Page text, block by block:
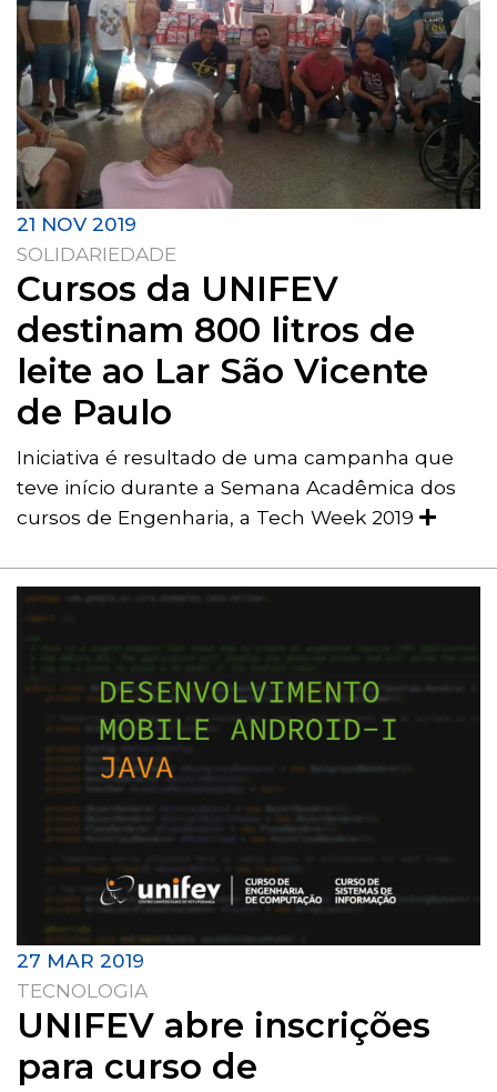
21 NOV 2019
SOLIDARIEDADE
Cursos da UNIFEV
destinam 800 litros de
leite ao Lar São Vicente
de Paulo
Iniciativa é resultado de uma campanha que
teve início durante a Semana Acadêmica dos
cursos de Engenharia, a Tech Week 2019
27 MAR 2019
TECNOLOGIA
UNIFEV abre inscrições
para curso de